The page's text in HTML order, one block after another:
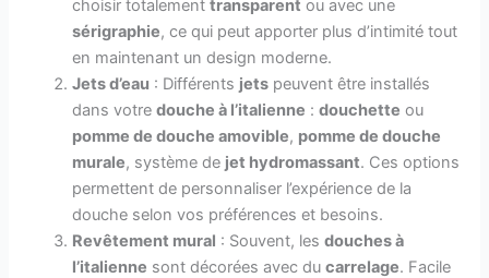
choisir totalementtransparent ou avec une
sérigraphie, ce qui peut apporter plus d’intimité tout
en maintenant un design moderne.
Jets d’eau : Différents jets peuvent être installés
dans votredouche à l’italienne :douchette ou
pomme de douche amovible, pomme de douche
murale, système de jet hydromassant. Ces options
permettent de personnaliser l’expérience de la
douche selon vos préférences et besoins.
Revêtement mural : Souvent, lesdouches à
l’italienne sont décorées avec ducarrelage. Facile